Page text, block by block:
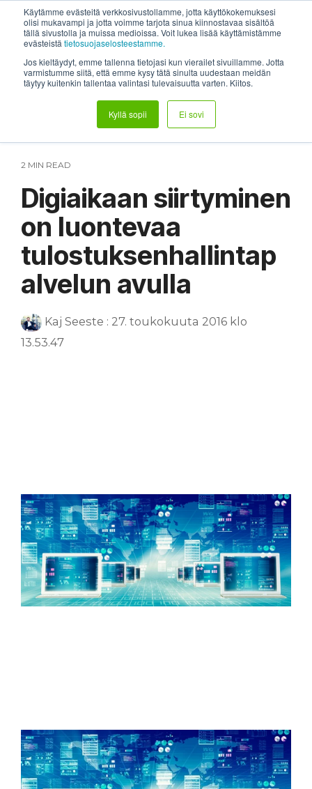
Käytämme evästeitä verkkosivustollamme, jotta käyttökokemuksesi
olisi mukavampi ja jotta voimme tarjota sinua kiinnostavaa sisältöä
tällä sivustolla ja muissa medioissa. Voit lukea lisää käyttämistämme
evästeistä tietosuojaselosteestamme.
Jos kieltäydyt, emme tallenna tietojasi kun vierailet sivuillamme. Jotta
varmistumme siitä, että emme kysy tätä sinulta uudestaan meidän
täytyy kuitenkin tallentaa valintasi tulevaisuutta varten. Kiitos.
Kyllä sopii Ei sovi
main
content.
System status Help Center Login Etätuki
2 MIN READ
Digiaikaan siirtyminen
on luontevaa
tulostuksenhallintap
alvelun avulla
Kaj Seeste : 27. toukokuuta 2016 klo
13.53.47